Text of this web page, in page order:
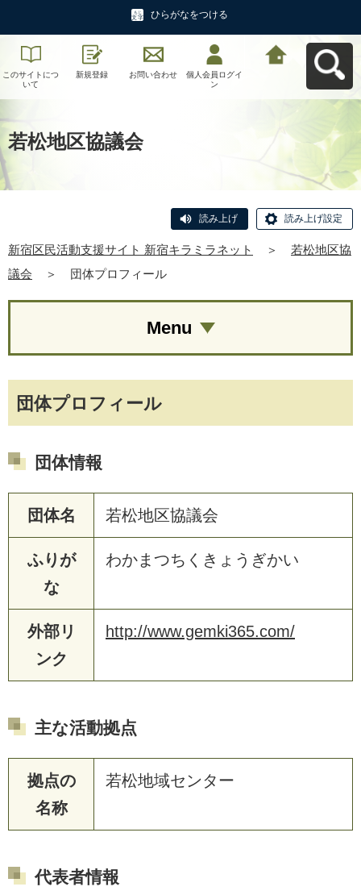
ひらがなをつける
このサイトにつ
いて
新規登録 お問い合わせ
個人会員ログイ
ン
若松地区協議会
読み上げ 読み上げ設定
新宿区民活動支援サイト 新宿キラミラネット ＞
若松地区協
議会
＞ 団体プロフィール
団体プロフィール
団体情報
団体名 若松地区協議会
ふりが
な
わかまつちくきょうぎかい
外部リ
ンク
http://www.gemki365.com/
主な活動拠点
拠点の
名称
若松地域センター
代表者情報
Menu